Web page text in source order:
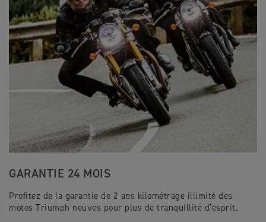
GARANTIE 24 MOIS
Profitez de la garantie de 2 ans kilométrage illimité des
motos Triumph neuves pour plus de tranquillité d’esprit.